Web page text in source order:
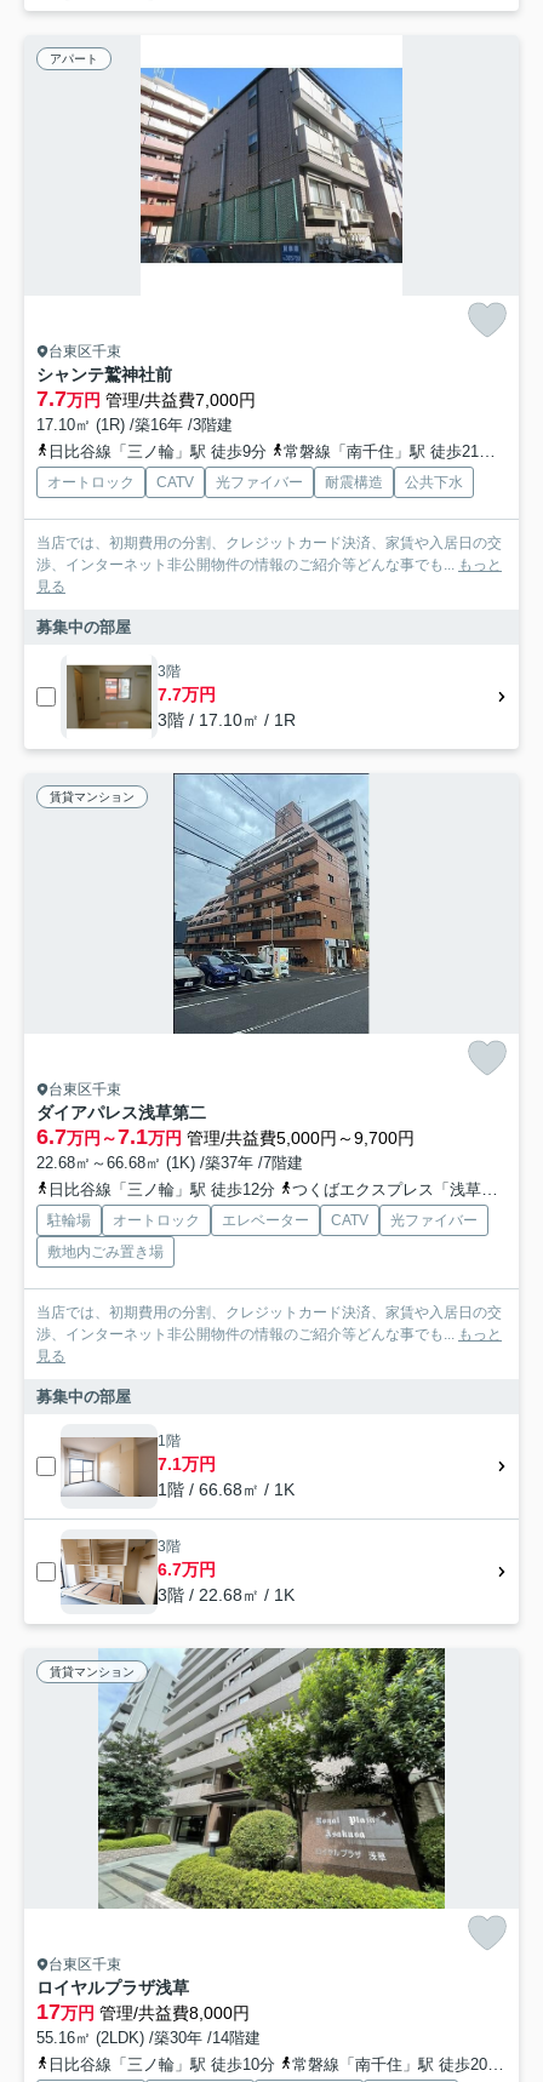
アパート
台東区千束
シャンテ鷲神社前
7.7万円 管理/共益費7,000円
17.10㎡ (1R) /築16年 /3階建
日比谷線「三ノ輪」駅 徒歩9分
常磐線「南千住」駅 徒歩21分
オートロック CATV 光ファイバー 耐震構造 公共下水
当店では、初期費用の分割、クレジットカード決済、家賃や入居日の交
渉、インターネット非公開物件の情報のご紹介等どんな事でも... もっと
見る
募集中の部屋
3階
7.7万円
3階 / 17.10㎡ / 1R
賃貸マンション
台東区千束
ダイアパレス浅草第二
6.7万円～7.1万円 管理/共益費5,000円～9,700円
22.68㎡～66.68㎡ (1K) /築37年 /7階建
日比谷線「三ノ輪」駅 徒歩12分
つくばエクスプレス「浅草」駅 徒歩12分
駐輪場 オートロック エレベーター CATV
光ファイバー
敷地内ごみ置き場
当店では、初期費用の分割、クレジットカード決済、家賃や入居日の交
渉、インターネット非公開物件の情報のご紹介等どんな事でも... もっと
見る
募集中の部屋
1階
7.1万円
1階 / 66.68㎡ / 1K
3階
6.7万円
3階 / 22.68㎡ / 1K
賃貸マンション
台東区千束
ロイヤルプラザ浅草
17万円 管理/共益費8,000円
55.16㎡ (2LDK) /築30年 /14階建
日比谷線「三ノ輪」駅 徒歩10分
常磐線「南千住」駅 徒歩20分